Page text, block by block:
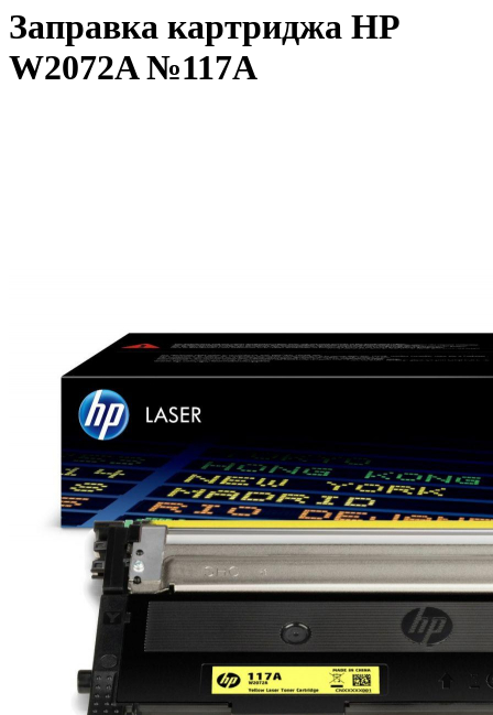
Заправка картриджа HP
W2072A №117A